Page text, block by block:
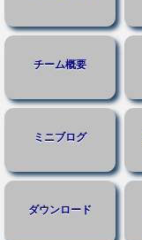
チーム概要
ミニブログ
ダウンロード